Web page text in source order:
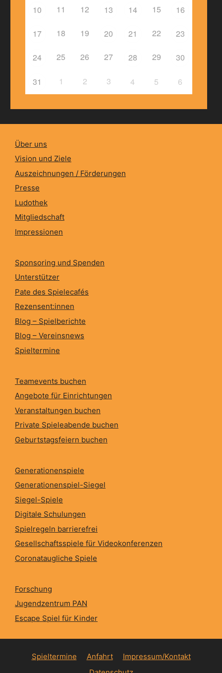
10 11 12 13 14 15 16
17 18 19 20 21 22 23
24 25 26 27 28 29 30
31 1 2 3 4 5 6
Über uns
Vision und Ziele
Auszeichnungen / Förderungen
Presse
Ludothek
Mitgliedschaft
Impressionen
Sponsoring und Spenden
Unterstützer
Pate des Spielecafés
Rezensent:innen
Blog – Spielberichte
Blog – Vereinsnews
Spieltermine
Teamevents buchen
Angebote für Einrichtungen
Veranstaltungen buchen
Private Spieleabende buchen
Geburtstagsfeiern buchen
Generationenspiele
Generationenspiel-Siegel
Siegel-Spiele
Digitale Schulungen
Spielregeln barrierefrei
Gesellschaftsspiele für Videokonferenzen
Coronataugliche Spiele
Forschung
Jugendzentrum PAN
Escape Spiel für Kinder
Spieltermine Anfahrt
Impressum/Kontakt